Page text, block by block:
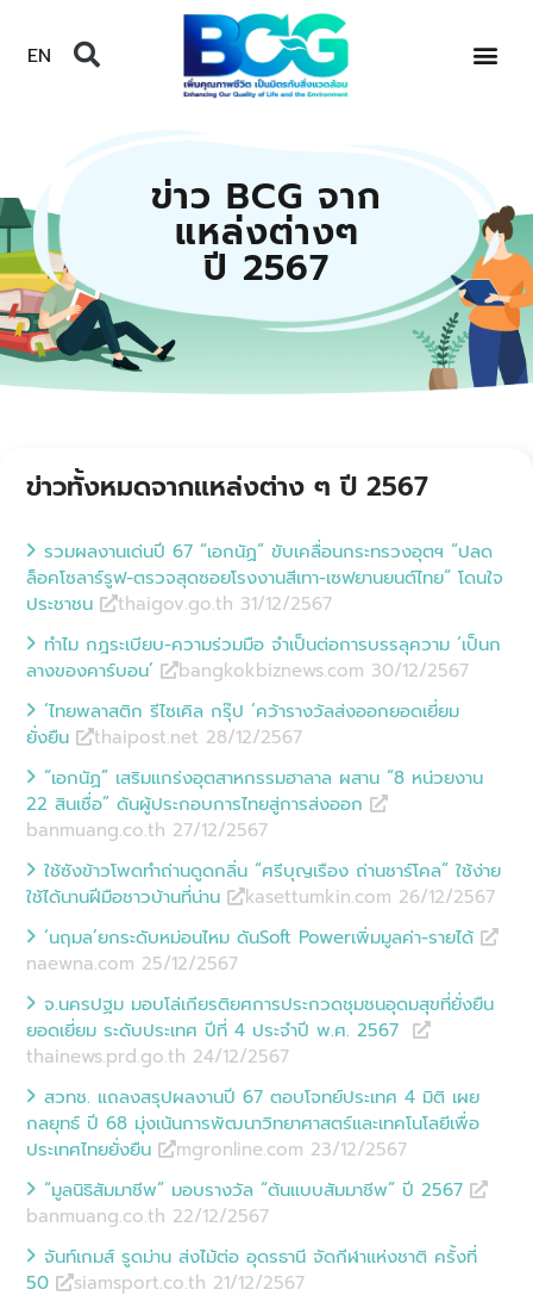
EN
ข่าว BCG จาก
แหล่งต่างๆ
ปี 2567
ข่าวทั้งหมดจากแหล่งต่าง ๆ ปี 2567
รวมผลงานเด่นปี 67 “เอกนัฏ” ขับเคลื่อนกระทรวงอุตฯ “ปลด
ล็อคโซลาร์รูฟ-ตรวจสุดซอยโรงงานสีเทา-เซฟยานยนต์ไทย“ โดนใจ
ประชาชน
thaigov.go.th 31/12/2567
ทำไม กฎระเบียบ-ความร่วมมือ จําเป็นต่อการบรรลุความ ‘เป็นก
ลางของคาร์บอน’
bangkokbiznews.com 30/12/2567
‘ไทยพลาสติก รีไซเคิล กรุ๊ป ‘คว้ารางวัลส่งออกยอดเยี่ยม
ยั่งยืน
thaipost.net 28/12/2567
“เอกนัฏ” เสริมแกร่งอุตสาหกรรมฮาลาล ผสาน “8 หน่วยงาน
22 สินเชื่อ” ดันผู้ประกอบการไทยสู่การส่งออก
banmuang.co.th 27/12/2567
ใช้ซังข้าวโพดทำถ่านดูดกลิ่น “ศรีบุญเรือง ถ่านชาร์โคล” ใช้ง่าย
ใช้ได้นานฝีมือชาวบ้านที่น่าน
kasettumkin.com 26/12/2567
‘นฤมล’ยกระดับหม่อนไหม ดันSoft Powerเพิ่มมูลค่า-รายได้
naewna.com 25/12/2567
จ.นครปฐม มอบโล่เกียรติยศการประกวดชุมชนอุดมสุขที่ยั่งยืน
ยอดเยี่ยม ระดับประเทศ ปีที่ 4 ประจำปี พ.ศ. 2567
thainews.prd.go.th 24/12/2567
สวทช. แถลงสรุปผลงานปี 67 ตอบโจทย์ประเทศ 4 มิติ เผย
กลยุทธ์ ปี 68 มุ่งเน้นการพัฒนาวิทยาศาสตร์และเทคโนโลยีเพื่อ
ประเทศไทยยั่งยืน
mgronline.com 23/12/2567
“มูลนิธิสัมมาชีพ” มอบรางวัล “ต้นแบบสัมมาชีพ” ปี 2567
banmuang.co.th 22/12/2567
จันท์เกมส์ รูดม่าน ส่งไม้ต่อ อุดรธานี จัดกีฬาแห่งชาติ ครั้งที่
50
siamsport.co.th 21/12/2567